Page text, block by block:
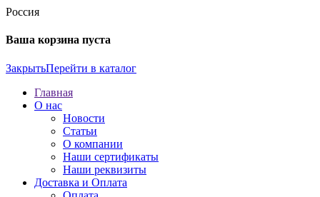
Россия
Ваша корзина пуста
ЗакрытьПерейти в каталог
Главная
О нас
Новости
Статьи
О компании
Наши сертификаты
Наши реквизиты
Доставка и Оплата